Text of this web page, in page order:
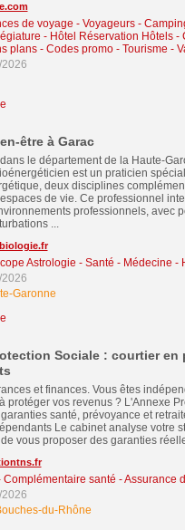
de voyage - Voyageurs-
- Hôtel Réservation Hôtels-
plans - Codes promo- Tourisme -
être à Garac
le département de la Haute-
est un praticien
deux disciplines
de vie. Ce professionnel
professionnels, avec
...
Astrologie - Santé - Médecine -
Garonne
Sociale : courtier
et finances. Vous êtes
protéger vos revenus ? L'Annexe
santé, prévoyance et
Le cabinet analyse votre
vous proposer des garanties
Complémentaire santé - Assurance
du-Rhône